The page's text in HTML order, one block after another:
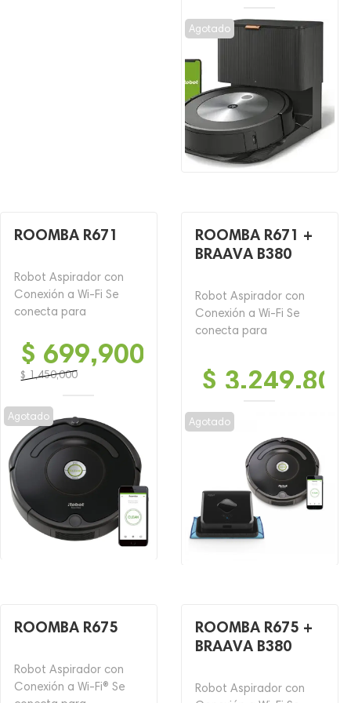
precio
original
era:
$ 5,499,900.
precio
actual
es:
$ 3,299,900.
Agotado
ROOMBA R671
Robot Aspirador con
Conexión a Wi-Fi Se
conecta para
$ 1,450,000
precio
original
era:
$ 1,450,000.
$ 699,900
precio
actual
es:
$ 699,900.
Agotado
ROOMBA R671 +
BRAAVA B380
Robot Aspirador con
Conexión a Wi-Fi Se
conecta para
$ 3,249,800
Agotado
ROOMBA R675
Robot Aspirador con
Conexión a Wi-Fi® Se
ROOMBA R675 +
BRAAVA B380
Robot Aspirador con